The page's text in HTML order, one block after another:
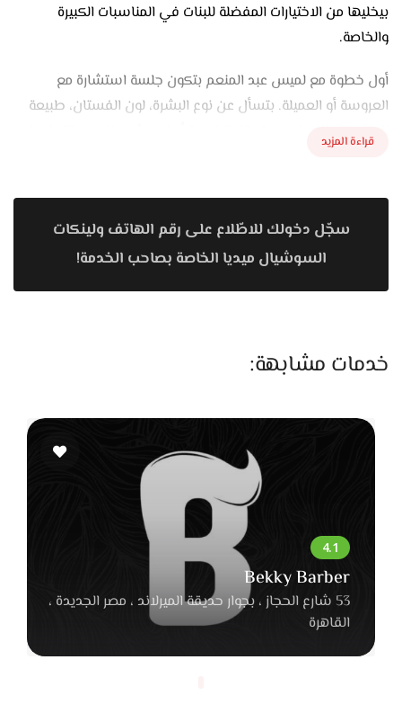
بيخليها من الاختيارات المفضلة للبنات في المناسبات الكبيرة
والخاصة.
أول خطوة مع لميس عبد المنعم بتكون جلسة استشارة مع
العروسة أو العميلة. بتسأل عن نوع البشرة، لون الفستان، طبيعة
المناسبة والمكان سواء قاعة فخمة أو لوكيشن خارجي. التفاصيل
الشكل العام ويكملوا الإطلالة.
البروفة عند لميس خطوة أساسية للعرايس. بتعملها قبل الفرح
يوم الفرح هتكون زي ما بتحلم.
البشرة كويس، بترطبها بكريم مناسب، وبعدها بتحط برايمر يقلل
اللمعة ويساعد المكياج يثبت طول الوقت. كريم الأساس بيتوزع
بخفة ودمج محترف علشان المظهر يبان طبيعي وموحد. بعد كده
بتضيف لمسات كونتور وهايلايتر ناعمة تبرز الملامح وتدي إشراقة
مكياج العيون مع لميس عبد المنعم ليه طابع مميز. بتحب تركز على
الدمج الناعم للألوان علشان العين تبان جذابة من غير ما يكون اللوك
تقيل. لو العروسة بتحب النعومة، بتستخدم الدرجات الترابية والروز،
أما لو بتحب الجراءة، بتتقن السموكي مع لمسة جليتر بسيطة
تناسب السهرات. بتركب رموش صناعية خفيفة بتدي عمق للعين،
قراءة المزيد
سجّل دخولك للاطّلاع على رقم الهاتف ولينكات
السوشيال ميديا الخاصة بصاحب الخدمة!
خدمات مشابهة:
Bekky Barber
53 شارع الحجاز ، بجوار حديقة الميرلاند ، مصر الجديدة ،
القاهرة